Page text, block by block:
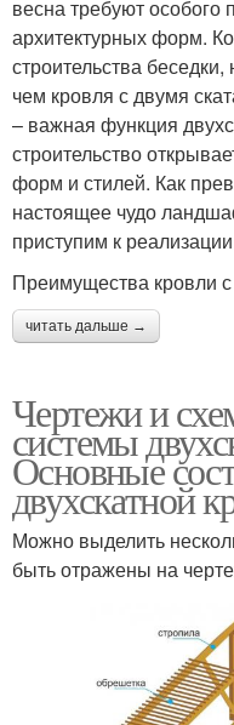
весна требуют
архитектурных форм.
строительства
чем кровля с двумя
– важная функция
строительство
форм и стилей. Как
настоящее чудо
приступим к
Преимущества кровли
читать дальше →
Чертежи и
системы
Основные
двухскатной
Можно выделить
быть отражены на